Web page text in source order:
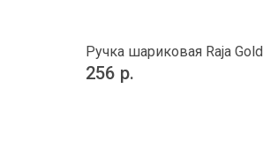
Ручка шариковая Raja Gold
256 р.